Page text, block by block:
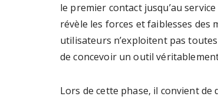
le premier contact jusqu’au
révèle les forces et faiblesses des
utilisateurs n’exploitent pas
de concevoir un outil
Lors de cette phase, il convient